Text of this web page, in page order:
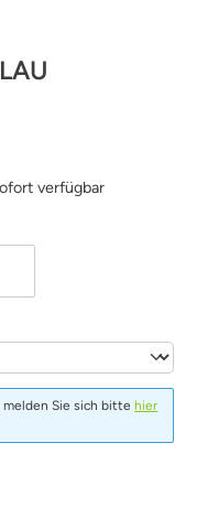
verfügbar
Sie sich bitte hier